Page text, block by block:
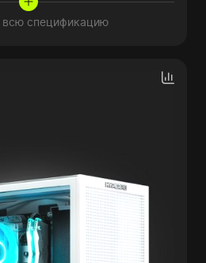
всю спецификацию